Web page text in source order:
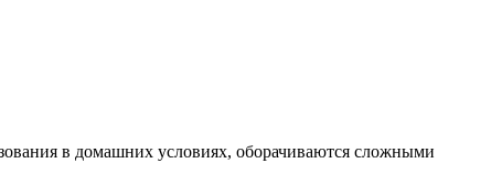
в домашних условиях, оборачиваются сложными